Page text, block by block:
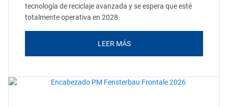
tecnología de reciclaje avanzada y se espera que esté
totalmente operativa en 2028.
LEER MÁS